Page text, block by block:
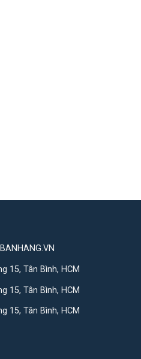
15, Tân Bình, HCM
15, Tân Bình, HCM
15, Tân Bình, HCM